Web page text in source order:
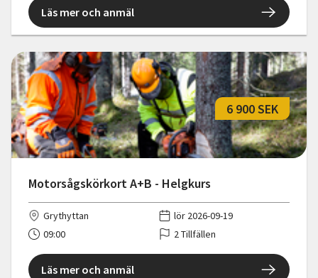
Läs mer och anmäl
Motorsågskörkort A+B - Helgkurs
6 900 SEK
Grythyttan
lör 2026-09-19
09:00
2 Tillfällen
Läs mer och anmäl